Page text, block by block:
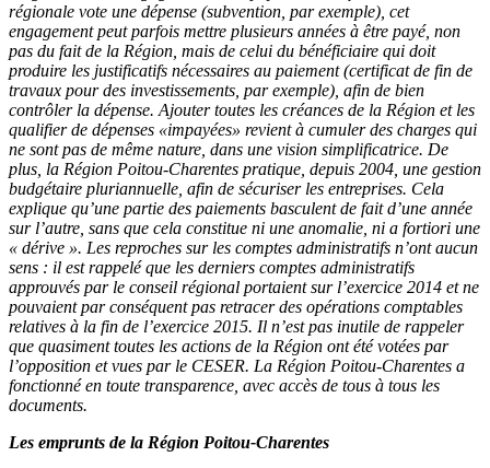
régionale vote une dépense (subvention, par exemple), cet
engagement peut parfois mettre plusieurs années à être payé, non
pas du fait de la Région, mais de celui du bénéficiaire qui doit
produire les justificatifs nécessaires au paiement (certificat de fin de
travaux pour des investissements, par exemple), afin de bien
contrôler la dépense. Ajouter toutes les créances de la Région et les
qualifier de dépenses «impayées» revient à cumuler des charges qui
ne sont pas de même nature, dans une vision simplificatrice. De
plus, la Région Poitou-Charentes pratique, depuis 2004, une gestion
budgétaire pluriannuelle, afin de sécuriser les entreprises. Cela
explique qu’une partie des paiements basculent de fait d’une année
sur l’autre, sans que cela constitue ni une anomalie, ni a fortiori une
« dérive ». Les reproches sur les comptes administratifs n’ont aucun
sens : il est rappelé que les derniers comptes administratifs
approuvés par le conseil régional portaient sur l’exercice 2014 et ne
pouvaient par conséquent pas retracer des opérations comptables
relatives à la fin de l’exercice 2015. Il n’est pas inutile de rappeler
que quasiment toutes les actions de la Région ont été votées par
l’opposition et vues par le CESER. La Région Poitou-Charentes a
fonctionné en toute transparence, avec accès de tous à tous les
documents.
Les emprunts de la Région Poitou-Charentes